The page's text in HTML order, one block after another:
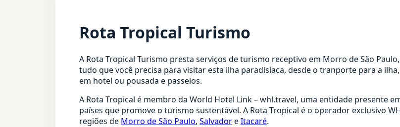
Rota Tropical Turismo
A Rota Tropical Turismo presta serviços de turismo receptivo em Morro de São
tudo que você precisa para visitar esta ilha paradisíaca, desde o tranporte para a
em hotel ou pousada e passeios.
A Rota Tropical é membro da World Hotel Link – whl.travel, uma entidade presente
países que promove o turismo sustentável. A Rota Tropical é o operador exclusivo
regiões de Morro de São Paulo, SalvadoreItacaré.